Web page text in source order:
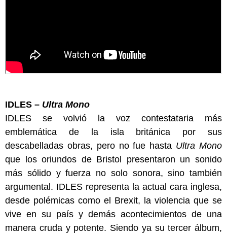
IDLES – Ultra Mono
IDLES se volvió la voz contestataria más
emblemática de la isla británica por sus
descabelladas obras, pero no fue hasta Ultra Mono
que los oriundos de Bristol presentaron un sonido
más sólido y fuerza no solo sonora, sino también
argumental. IDLES representa la actual cara inglesa,
desde polémicas como el Brexit, la violencia que se
vive en su país y demás acontecimientos de una
manera cruda y potente. Siendo ya su tercer álbum,